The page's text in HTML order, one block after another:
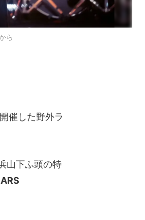
ら
催した野外ラ
山下ふ頭の特